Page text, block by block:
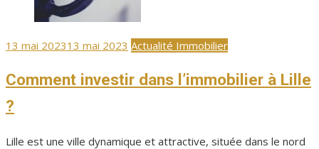
Publié
13 mai 202313 mai 2023 Actualité Immobilier
Comment investir dans l’immobilier à Lille
?
Lille est une ville dynamique et attractive, située dans le nord